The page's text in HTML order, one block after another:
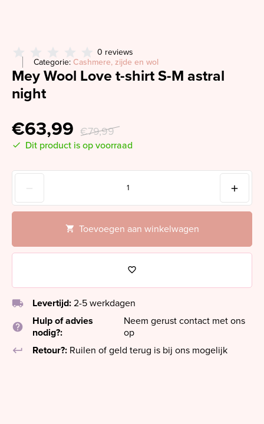
0 reviews
Categorie: Cashmere, zijde en wol
Mey Wool Love t-shirt S-M astral
night
€63,99 €79,99
Dit product is op voorraad
Toevoegen aan winkelwagen
local_shipping Levertijd: 2-5 werkdagen
help
Hulp of advies
nodig?:
Neem gerust contact met ons
op
keyboard_return
Retour?: Ruilen of geld terug is bij ons mogelijk